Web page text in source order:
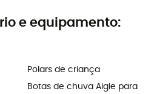
e equipamento:
Polars de criança
Botas de chuva Aigle para